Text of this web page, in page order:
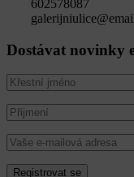
602578087
Dostávat novinky